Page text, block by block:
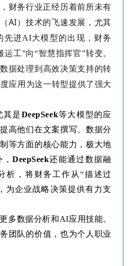
财务行业正经历着前所未有
AI）技术的飞速发展，尤其
先进AI大模型的出现，财务
工”向“智慧指挥官”转变。
据处理到高效决策支持的转
应用为这一转型提供了强大
其是DeepSeek等大模型的应
高他们在文案撰写、数据分
等方面的核心能力，极大地
，DeepSeek还能通过数据融
析，将财务工作从“描述过
为企业战略决策提供有力支
数据分析和AI应用技能。
团队的价值，也为个人职业